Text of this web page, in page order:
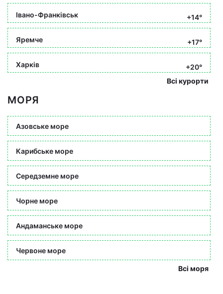
Івано-Франківськ +14°
Яремче +17°
Харків
+20°
Всі курорти
МОРЯ
Азовське море
Карибське море
Середземне море
Чорне море
Андаманське море
Червоне море
Всі моря